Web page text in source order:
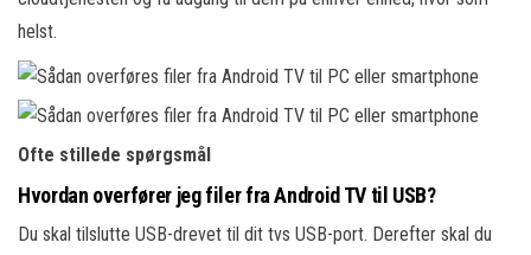
helst.
Ofte stillede spørgsmål
Hvordan overfører jeg filer fra Android TV til USB?
Du skal tilslutte USB-drevet til dit tvs USB-port. Derefter skal du